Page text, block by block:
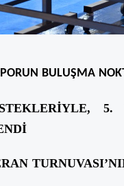
BULUŞMA